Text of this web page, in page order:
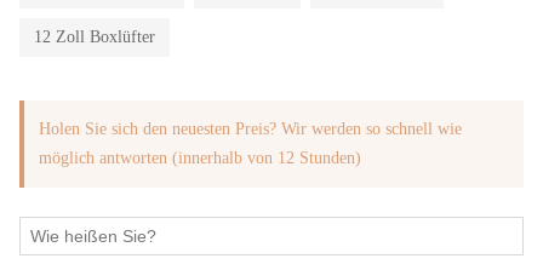
12 Zoll Boxlüfter
Holen Sie sich den neuesten Preis? Wir werden so schnell wie
möglich antworten (innerhalb von 12 Stunden)